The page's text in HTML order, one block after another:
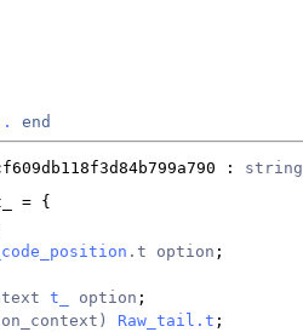
end
: string
= {
.t option ;
t_ option ;
Raw_tail.t ;